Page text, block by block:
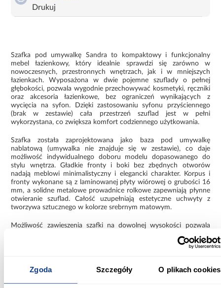
Zgoda Szczegóły O plikach cookies
Drukuj
Szafka pod umywalkę Sandra to kompaktowy i funkcjonalny
mebel łazienkowy, który idealnie sprawdzi się zarówno w
nowoczesnych, przestronnych wnętrzach, jak i w mniejszych
łazienkach. Wyposażona w dwie pojemne szuflady o pełnej
głębokości, pozwala wygodnie przechowywać kosmetyki, ręczniki
oraz akcesoria łazienkowe, bez ograniczeń wynikających z
wycięcia na syfon. Dzięki zastosowaniu syfonu przyściennego
(brak w zestawie) cała przestrzeń szuflad jest w pełni
wykorzystana, co zwiększa komfort codziennego użytkowania.
Szafka została zaprojektowana jako baza pod umywalkę
nablatową (umywalka nie znajduje się w zestawie), co daje
możliwość indywidualnego doboru modelu dopasowanego do
stylu wnętrza. Gładkie fronty i boki bez zbędnych otworów
nadają meblowi minimalistyczny i elegancki charakter. Korpus i
fronty wykonane są z laminowanej płyty wiórowej o grubości 16
mm, a solidne metalowe prowadnice rolkowe zapewniają płynne
otwieranie szuflad. Całość uzupełniają estetyczne uchwyty z
tworzywa sztucznego w kolorze srebrnym matowym.
Możliwość zawieszenia szafki na dowolnej wysokości pozwala
potrzeb użytkowników. Szafka łazienkowa Sandra to doskonałe
połączenie praktyczności, estetyki i trwałości, które podkreśli